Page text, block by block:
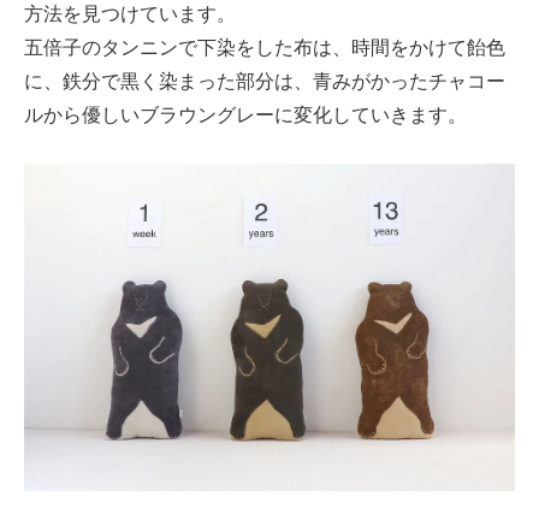
方法を見つけています。
五倍子のタンニンで下染をした布は、時間をかけて飴色
に、鉄分で黒く染まった部分は、青みがかったチャコー
ルから優しいブラウングレーに変化していきます。